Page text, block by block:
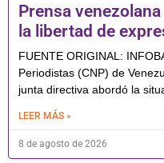
Prensa
la libertad de
FUENTE ORIGINAL:
Periodistas (CNP) de
junta directiva abordó la
LEER MÁS »
8 de agosto de 2026